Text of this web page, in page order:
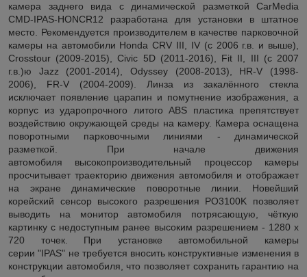
камера заднего вида с динамической разметкой CarMedia
CMD-IPAS-HONCR12 разработана для установки в штатное
место. Рекомендуется производителем в качестве парковочной
камеры на автомобили Honda CRV III, IV (с 2006 г.в. и выше),
Crosstour (2009-2015), Civic 5D (2011-2016), Fit II, III (с 2007
г.в.)ю Jazz (2001-2014), Odyssey (2008-2013), HR-V (1998-
2006), FR-V (2004-2009). Линза из закалённого стекла
исключает появление царапин и помутнение изображения, а
корпус из ударопрочного литого ABS пластика препятствует
воздействию окружающей среды на камеру. Камера оснащена
поворотными парковочными линиями - динамической
разметкой. При начале движения
автомобиля высокопроизводительный процессор камеры
просчитывает траекторию движения автомобиля и отображает
на экране динамические поворотные линии. Новейший
корейский сенсор высокого разрешения PO3100K позволяет
выводить на монитор автомобиля потрясающую, чёткую
картинку с недоступным ранее высоким разрешением - 1280 x
720 точек. При установке автомобильной камеры
серии "IPAS" не требуется вносить конструктивные изменения в
конструкции автомобиля, что позволяет сохранить гарантию на